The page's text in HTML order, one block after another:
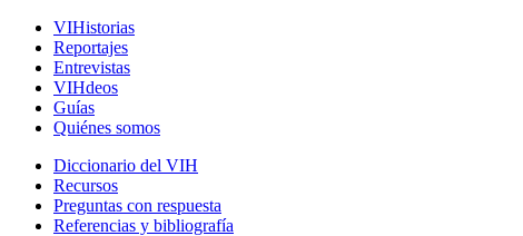
VIHistorias
Reportajes
Entrevistas
VIHdeos
Guías
Quiénes somos
Diccionario del VIH
Recursos
Preguntas con respuesta
Referencias y bibliografía